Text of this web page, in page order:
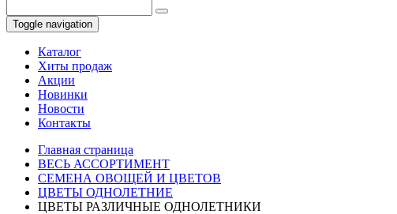
Toggle navigation
Каталог
Хиты продаж
Акции
Новинки
Новости
Контакты
Главная страница
ВЕСЬ АССОРТИМЕНТ
СЕМЕНА ОВОЩЕЙ И ЦВЕТОВ
ЦВЕТЫ ОДНОЛЕТНИЕ
ЦВЕТЫ РАЗЛИЧНЫЕ ОДНОЛЕТНИКИ